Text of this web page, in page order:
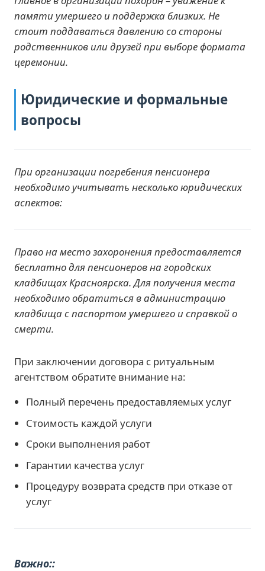
памяти умершего и поддержка близких. Не
стоит поддаваться давлению со стороны
родственников или друзей при выборе формата
церемонии.
Юридические и формальные
вопросы
При организации погребения пенсионера
необходимо учитывать несколько юридических
аспектов:
Право на место захоронения предоставляется
бесплатно для пенсионеров на городских
кладбищах Красноярска. Для получения места
необходимо обратиться в администрацию
кладбища с паспортом умершего и справкой о
смерти.
При заключении договора с ритуальным
агентством обратите внимание на:
Полный перечень предоставляемых услуг
Стоимость каждой услуги
Сроки выполнения работ
Гарантии качества услуг
Процедуру возврата средств при отказе от
услуг
Важно: